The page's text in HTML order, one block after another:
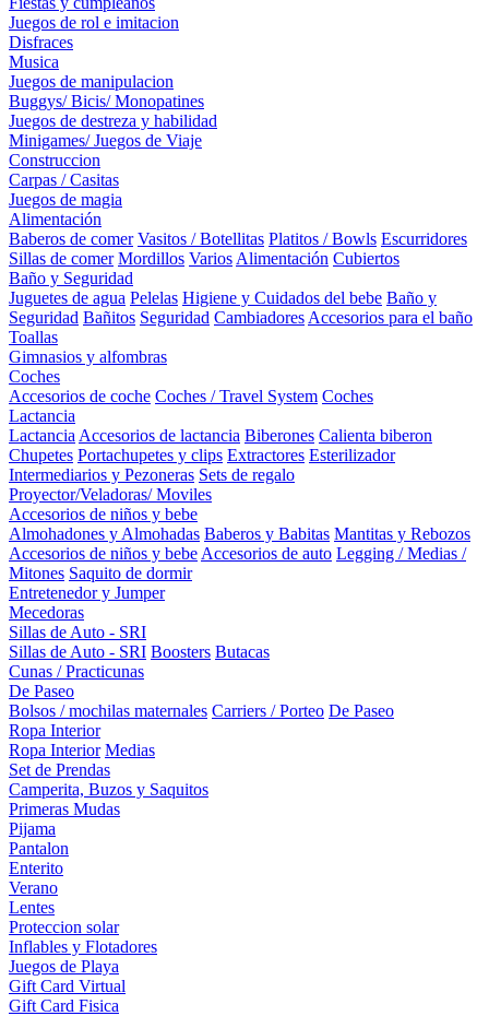
Juegos de rol e imitacion
Disfraces
Musica
Juegos de manipulacion
Buggys/ Bicis/ Monopatines
Juegos de destreza y habilidad
Minigames/ Juegos de Viaje
Construccion
Carpas / Casitas
Juegos de magia
Alimentación
Baberos de comer Vasitos / Botellitas Platitos / Bowls Escurridores
Sillas de comer Mordillos Varios Alimentación Cubiertos
Baño y Seguridad
Juguetes de agua Pelelas Higiene y Cuidados del bebe Baño y
Seguridad Bañitos Seguridad Cambiadores Accesorios para el baño
Toallas
Gimnasios y alfombras
Coches
Accesorios de coche Coches / Travel System Coches
Lactancia
Lactancia Accesorios de lactancia Biberones Calienta biberon
Chupetes Portachupetes y clips Extractores Esterilizador
Intermediarios y Pezoneras Sets de regalo
Proyector/Veladoras/ Moviles
Accesorios de niños y bebe
Almohadones y Almohadas Baberos y Babitas Mantitas y Rebozos
Accesorios de niños y bebe Accesorios de auto Legging / Medias /
Mitones Saquito de dormir
Entretenedor y Jumper
Mecedoras
Sillas de Auto - SRI
Sillas de Auto - SRI Boosters Butacas
Cunas / Practicunas
De Paseo
Bolsos / mochilas maternales Carriers / Porteo De Paseo
Ropa Interior
Ropa Interior Medias
Set de Prendas
Camperita, Buzos y Saquitos
Primeras Mudas
Pijama
Pantalon
Enterito
Verano
Lentes
Proteccion solar
Inflables y Flotadores
Juegos de Playa
Gift Card Virtual
Gift Card Fisica